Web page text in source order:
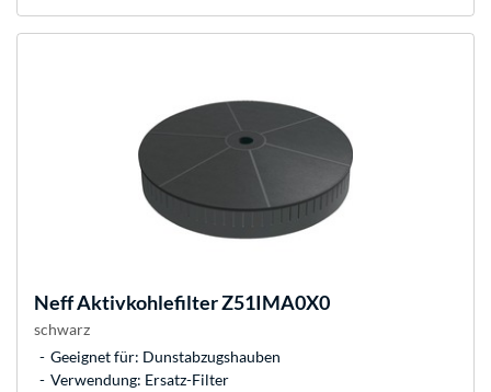
NeffAktivkohlefilter Z51IMA0X0
schwarz
Geeignet für: Dunstabzugshauben
Verwendung: Ersatz-Filter